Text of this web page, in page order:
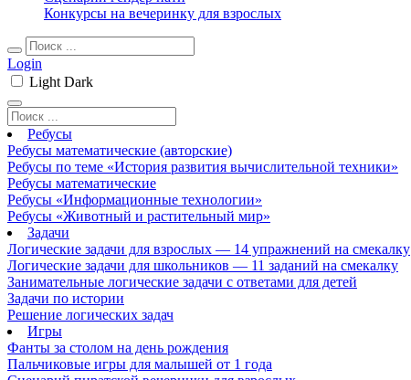
Конкурсы на вечеринку для взрослых
Login
Light Dark
Ребусы
Ребусы математические (авторские)
Ребусы по теме «История развития вычислительной техники»
Ребусы математические
Ребусы «Информационные технологии»
Ребусы «Животный и растительный мир»
Задачи
Логические задачи для взрослых — 14 упражнений на смекалку
Логические задачи для школьников — 11 заданий на смекалку
Занимательные логические задачи с ответами для детей
Задачи по истории
Решение логических задач
Игры
Фанты за столом на день рождения
Пальчиковые игры для малышей от 1 года